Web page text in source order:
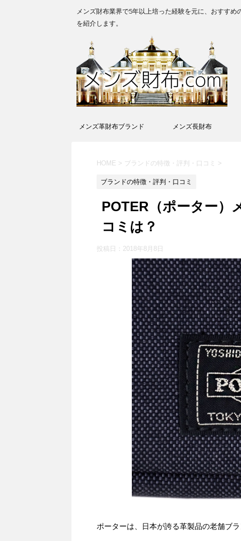
メンズ財布業界で5年以上培った経験を元に、おすすめ
を紹介します。
メンズ革財布ブランド メンズ長財布
HOME > ブランドの特徴・評判・口コミ >
ブランドの特徴・評判・口コミ
POTER（ポーター）
コミは？
投稿日： 2018年8月8日
ポーターは、日本が誇る革製品の老舗ブ